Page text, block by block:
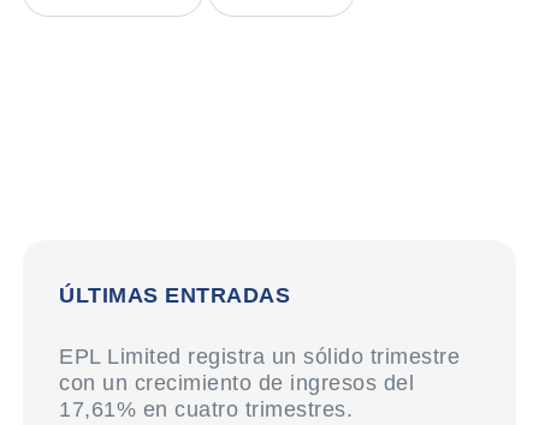
ÚLTIMAS ENTRADAS
EPL Limited registra un sólido trimestre
con un crecimiento de ingresos del
17,61% en cuatro trimestres.